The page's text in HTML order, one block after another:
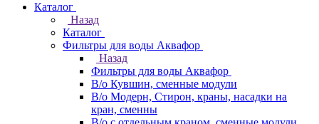
Каталог
Назад
Каталог
Фильтры для воды Аквафор
Назад
Фильтры для воды Аквафор
В/о Кувшин, сменные модули
В/о Модерн, Стирон, краны, насадки на
кран, сменны